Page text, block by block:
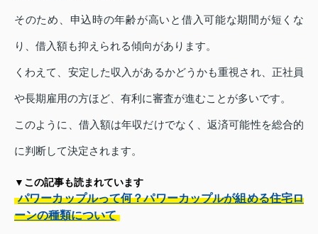
そのため、申込時の年齢が高いと借入可能な期間が短くな
り、借入額も抑えられる傾向があります。
くわえて、安定した収入があるかどうかも重視され、正社員
や長期雇用の方ほど、有利に審査が進むことが多いです。
このように、借入額は年収だけでなく、返済可能性を総合的
に判断して決定されます。
▼この記事も読まれています
パワーカップルって何？パワーカップルが組める住宅ロ
ーンの種類について